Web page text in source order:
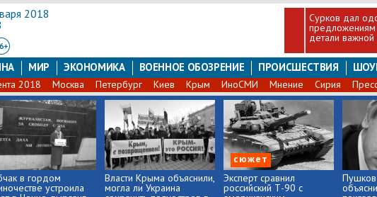
2018
Сурков дал
детали
МИР ЭКОНОМИКА ВОЕННОЕ ОБОЗРЕНИЕ ПРОИСШЕСТВИЯ
2018 Москва Петербург Киев Крым ИноСМИ Мнение Сирия
в гордом
устроила
Власти Крыма объяснили,
могла ли Украина
сюжет
Эксперт сравнил
российский Т-90 с
​Пушков